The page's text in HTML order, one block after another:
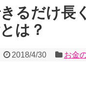
るだけ長
は？
2018/4/30 お金